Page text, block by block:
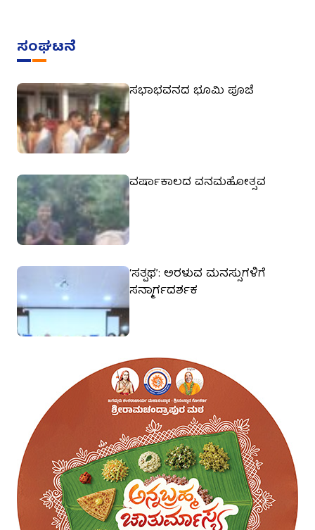
ಸಂಘಟನೆ
ಸಭಾಭವನದ ಭೂಮಿ ಪೂಜೆ
ವರ್ಷಾಕಾಲದ ವನಮಹೋತ್ಸವ
‘ಸತ್ಪಥ’: ಅರಳುವ ಮನಸ್ಸುಗಳಿಗೆ
ಸನ್ಮಾರ್ಗದರ್ಶಕ